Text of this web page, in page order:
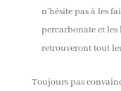
n’hésite pas à les
percarbonate et les
retrouveront tout
Toujours pas